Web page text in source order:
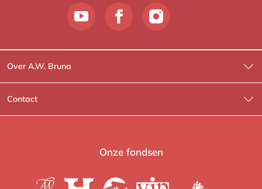
Over A.W. Bruna
Wat wij doen
Wie is Wie?
Contact
Contactinformatie
Onze fondsen